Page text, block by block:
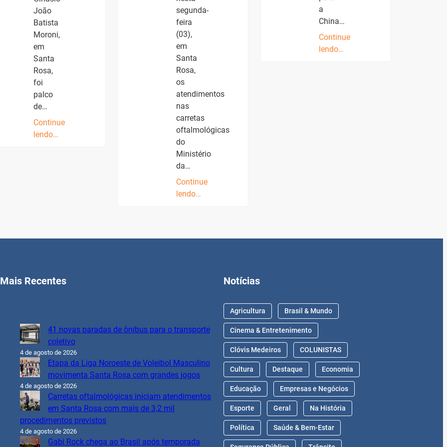
João
Batista
Moroni,
em
Santa
Rosa,
foi
palco
de…
Continue
lendo…
segunda-
feira
(03),
em
Santa
Rosa,
os
atendimentos
nas
carretas
oftalmológicas
do
Ministério
da…
Continue
lendo…
a
China…
Continue
lendo…
Mais Recentes
41 novas paradas de ônibus para o transporte
coletivo
4 de agosto de 2026
Etapa da Liga Noroeste de Voleibol Masculino
movimenta Santa Rosa com grandes jogos
4 de agosto de 2026
Carretas oftalmológicas iniciam atendimentos
em Santa Rosa com mais de 3,2 mil
procedimentos previstos
4 de agosto de 2026
Gabi Rock chega ao Brasil após temporada
Notícias
Agricultura Brasil & Mundo
Cinema & Entretenimento
Clóvis Medeiros COLUNISTAS
Cultura Destaque Economia
Educação Empresas e Negócios
Esporte Geral Na História
Política Saúde & Bem-Estar